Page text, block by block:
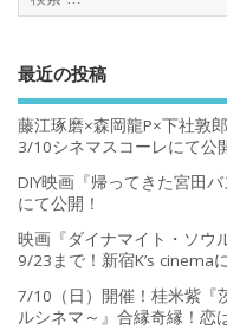
最近の投稿
藤江琢磨×森岡龍P×下社敦郎
3/10シネマスコーレにて公
DIY映画『帰ってきた宮田
にて公開！
映画『ダイナマイト・ソウ
9/23まで！新宿K’s cinema
7/10（日）開催！桂米紫『
ルシネマ～』合縁奇縁！恋